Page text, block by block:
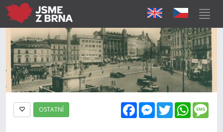
FacebookMessenger
Twitter
OSTATNÍ